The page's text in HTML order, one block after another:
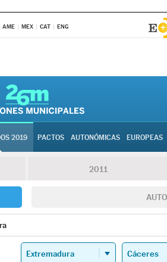
AME MEX CAT ENG
2019 PACTOS AUTONÓMICAS EUROPEAS
2011